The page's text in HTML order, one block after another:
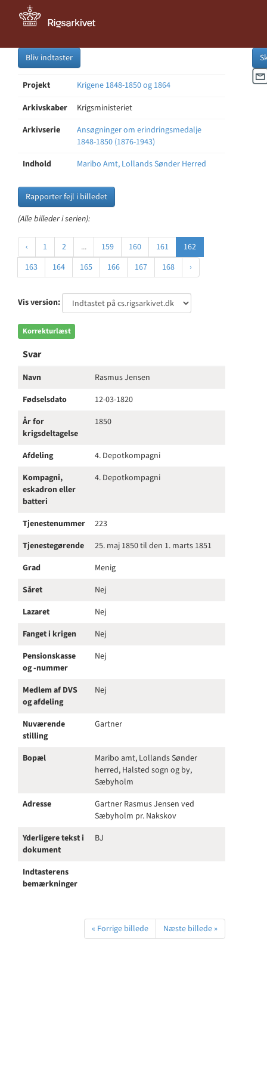
Bliv indtaster
Projekt
Krigene 1848-1850 og 1864
Arkivskaber
Krigsministeriet
Arkivserie
Ansøgninger om erindringsmedalje
1848-1850 (1876-1943)
Indhold
Maribo Amt, Lollands Sønder Herred
Rapporter fejl i billedet
(Alle billeder i serien):
‹ 1 2 ... 159 160 161
162
163
164 165 166 167 168 ›
Vis version:
Korrekturlæst
Svar
Navn
Rasmus Jensen
Fødselsdato
12-03-1820
År for
krigsdeltagelse
1850
Afdeling
4. Depotkompagni
Kompagni,
eskadron eller
batteri
4. Depotkompagni
Tjenestenummer
223
Tjenestegørende
25. maj 1850 til den 1. marts 1851
Grad
Menig
Såret
Nej
Lazaret
Nej
Fanget i krigen
Nej
Pensionskasse
og -nummer
Nej
Medlem af DVS
og afdeling
Nej
Nuværende
stilling
Gartner
Bopæl
Maribo amt, Lollands Sønder
herred, Halsted sogn og by,
Sæbyholm
Adresse
Gartner Rasmus Jensen ved
Sæbyholm pr. Nakskov
Yderligere tekst i
dokument
BJ
Indtasterens
bemærkninger
« Forrige billede Næste billede »